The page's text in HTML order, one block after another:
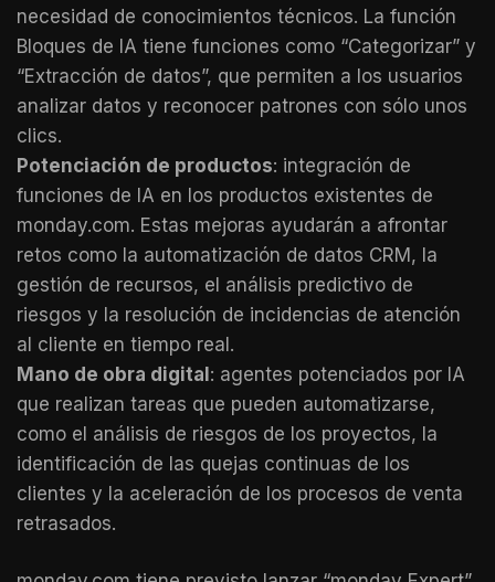
necesidad de conocimientos técnicos. La función
Bloques de IA tiene funciones como “Categorizar” y
“Extracción de datos”, que permiten a los usuarios
analizar datos y reconocer patrones con sólo unos
clics.
Potenciación de productos: integración de
funciones de IA en los productos existentes de
monday.com. Estas mejoras ayudarán a afrontar
retos como la automatización de datos CRM, la
gestión de recursos, el análisis predictivo de
riesgos y la resolución de incidencias de atención
al cliente en tiempo real.
Mano de obra digital : agentes potenciados por IA
que realizan tareas que pueden automatizarse,
como el análisis de riesgos de los proyectos, la
identificación de las quejas continuas de los
clientes y la aceleración de los procesos de venta
retrasados.